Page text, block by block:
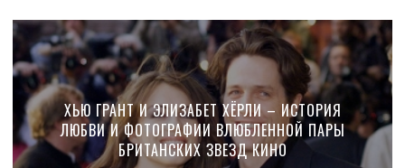
ХЬЮ ГРАНТ И ЭЛИЗАБЕТ ХЁРЛИ – ИСТОРИЯ
ЛЮБВИ И ФОТОГРАФИИ ВЛЮБЛЕННОЙ ПАРЫ
БРИТАНСКИХ ЗВЕЗД КИНО